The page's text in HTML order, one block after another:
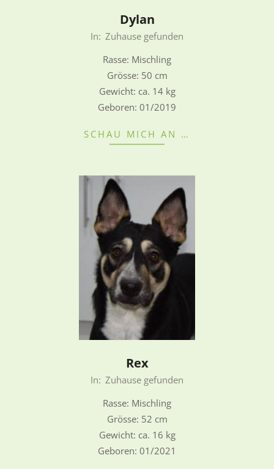
Dylan
In: Zuhause gefunden
Rasse: Mischling
Grösse: 50 cm
Gewicht: ca. 14 kg
Geboren: 01/2019
SCHAU MICH AN …
Rex
In: Zuhause gefunden
Rasse: Mischling
Grösse: 52 cm
Gewicht: ca. 16 kg
Geboren: 01/2021